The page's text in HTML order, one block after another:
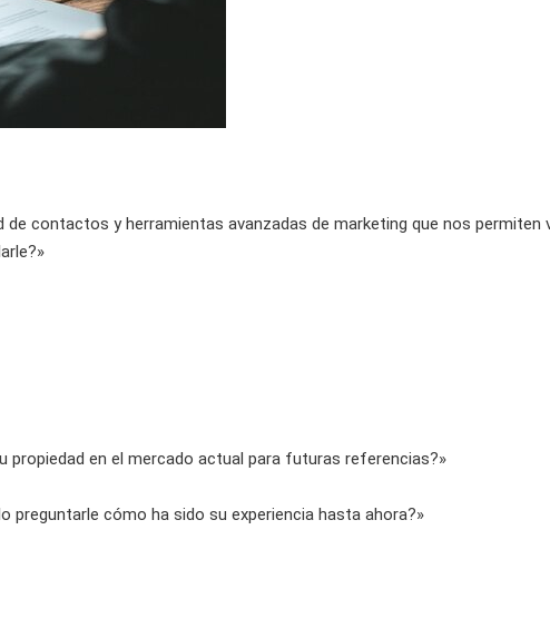
contactos y herramientas avanzadas de marketing que nos permiten
propiedad en el mercado actual para futuras referencias?»
preguntarle cómo ha sido su experiencia hasta ahora?»